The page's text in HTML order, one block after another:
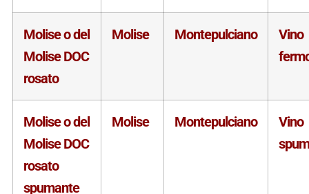
Molise o del
Molise DOC
rosato
Molise Montepulciano
Vino
Molise o del
Molise DOC
rosato
spumante
Molise Montepulciano
Vino